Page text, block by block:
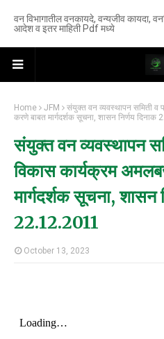
वन विभागातील वनकायदे, वन्यजीव कायदा,
आदेश व इतर माहिती Pdf मध्ये
Home JFM
संयुक्त वन व्यवस्थापन समिती व
करणे बाबत मार्गदर्शक सूचना, शासन निर्णय दिनाक
संयुक्त वन व्यवस्थापन
विकास कार्यक्रम
मार्गदर्शक सूचना, शासन
22.12.2011
October 13, 2023